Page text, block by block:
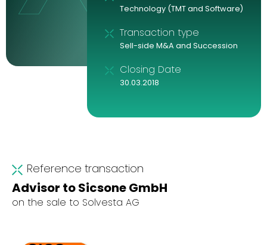
Reference transaction
Advisor to Sicsone GmbH
on the sale to Solvesta AG
Technology (TMT and Software)
Transaction type
Sell-side M&A and Succession
Closing Date
30.03.2018